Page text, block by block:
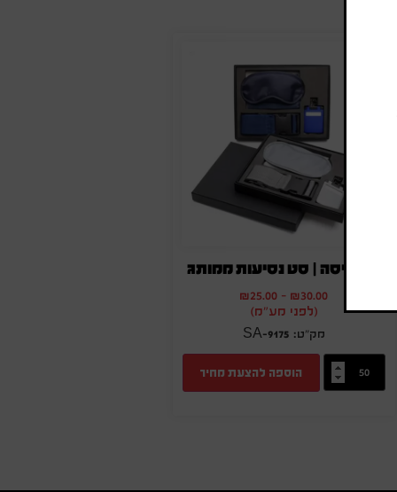
סט טיסה | סט נסיעות ממותג
₪30.00
-
₪25.00
(לפני מע"מ)
SA-9175
הוספה להצעת מחיר